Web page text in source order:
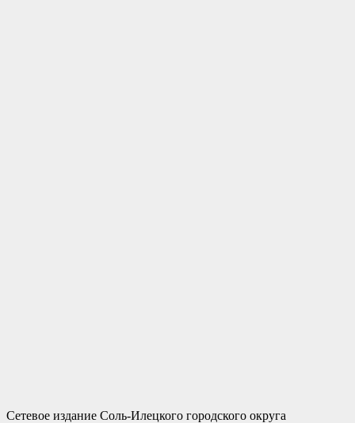
Сетевое издание Соль-Илецкого городского округа